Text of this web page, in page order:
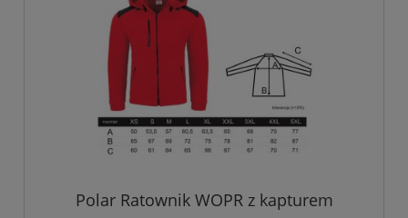
Polar Ratownik WOPR z kapturem